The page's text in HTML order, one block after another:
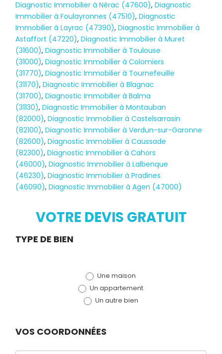
Diagnostic
TERMITES
Diagnostic Immobilier à Nérac (47600),Diagnostic
Immobilier à Foulayronnes (47510),Diagnostic
Immobilier à Layrac (47390),Diagnostic Immobilier à
Astaffort (47220),Diagnostic Immobilier à Muret
(31600),Diagnostic Immobilier à Toulouse
(31000),Diagnostic Immobilier à Colomiers
(31770),Diagnostic Immobilier à Tournefeuille
(31170),Diagnostic Immobilier à Blagnac
(31700),Diagnostic Immobilier à Balma
(31130),Diagnostic Immobilier à Montauban
(82000),Diagnostic Immobilier à Castelsarrasin
(82100),Diagnostic Immobilier à Verdun-sur-Garonne
(82600),Diagnostic Immobilier à Caussade
(82300),Diagnostic Immobilier à Cahors
(46000),Diagnostic Immobilier à Lalbenque
(46230),Diagnostic Immobilier à Pradines
(46090),Diagnostic Immobilier à Agen (47000)
VOTRE DEVIS GRATUIT
Demande
TYPE DE BIEN
Une maison
Un appartement
Un autre bien
VOS COORDONNÉES